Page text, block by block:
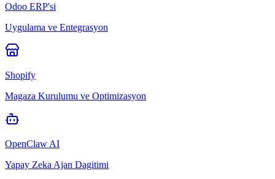
Odoo ERP'si
Uygulama ve Entegrasyon
Shopify
Magaza Kurulumu ve Optimizasyon
OpenClaw AI
Yapay Zeka Ajan Dagitimi